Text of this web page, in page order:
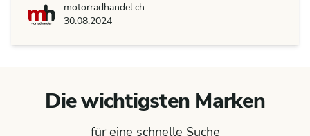
motorradhandel.ch
motorradhandel.ch
30.08.2024
Die wichtigsten Marken
für eine schnelle Suche